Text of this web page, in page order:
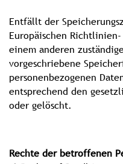
Entfällt der
Europäischen
einem anderen
vorgeschriebene
personenbezogenen
entsprechend den
oder gelöscht.
Rechte der betroffenen